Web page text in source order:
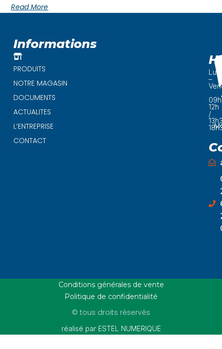
Rated
0
Read More
Informations
PRODUITS
NOTRE MAGASIN
DOCUMENTS
ACTUALITES
L’ENTREPRISE
CONTACT
–
12h
/
Conditions générales de vente
Politique de confidentialité
© tous droits réservés
réalisé par ESTEL NUMERIQUE